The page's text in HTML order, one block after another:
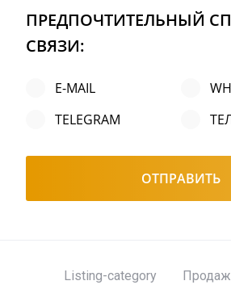
ПРЕДПОЧТИТЕЛЬНЫЙ
СВЯЗИ:
E-MAIL
TELEGRAM
ОТПРАВИТЬ
Listing-category